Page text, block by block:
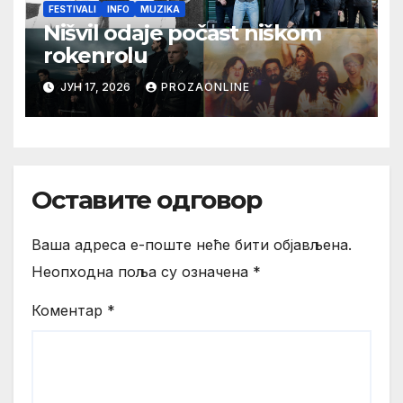
FESTIVALI INFO MUZIKA
Nišvil odaje počast niškom
rokenrolu
ЈУН 17, 2026 PROZAONLINE
Оставите одговор
Ваша адреса е-поште неће бити објављена.
Неопходна поља су означена *
Коментар *